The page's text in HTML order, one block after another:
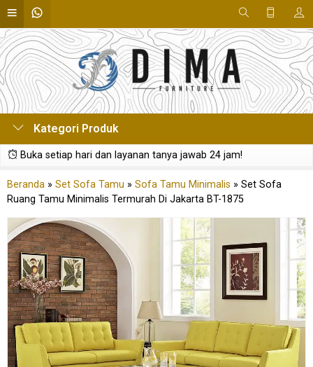
Kategori Produk
Buka setiap hari dan layanan tanya jawab 24 jam!
Beranda » Set Sofa Tamu » Sofa Tamu Minimalis » Set Sofa
Ruang Tamu Minimalis Termurah Di Jakarta BT-1875